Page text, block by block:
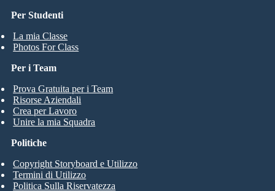
Per Studenti
La mia Classe
Photos For Class
Per i Team
Prova Gratuita per i Team
Risorse Aziendali
Crea per Lavoro
Unire la mia Squadra
Politiche
Copyright Storyboard e Utilizzo
Termini di Utilizzo
Politica Sulla Riservatezza